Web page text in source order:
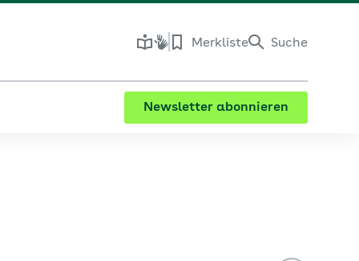
Merkliste Suche
Newsletter abonnieren